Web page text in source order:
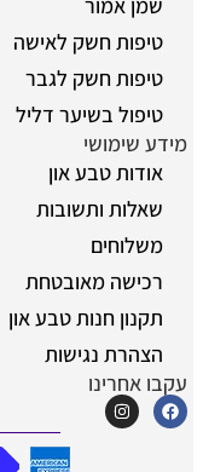
טיפות חשק לאישה
טיפות חשק לגבר
טיפול בשיער דליל
מידע שימושי
אודות טבע און
שאלות ותשובות
משלוחים
רכישה מאובטחת
תקנון חנות טבע און
הצהרת נגישות
עקבו אחרינו